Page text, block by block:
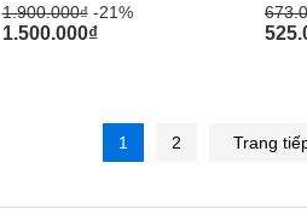
1.900.000₫-21%
1.500.000₫
1.900.000₫ -21%
1.500.000₫
1 2 Trang